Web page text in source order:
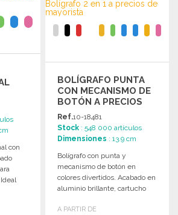
A
con
BOLÍGRAFO PUNTA
CON MECANISMO DE
BOTÓN A PRECIOS
DE MAYORISTA
Ref.10-18481
Stock : 548 000 artículos
Dimensiones : 13.9 cm
Bolígrafo con punta y
mecanismo de botón en
colores divertidos. Acabado en
aluminio brillante, cartucho
A PARTIR DE